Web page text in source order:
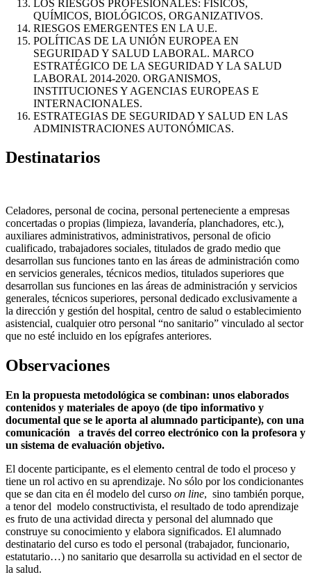
LOS RIESGOS PROFESIONALES: FÍSICOS,
QUÍMICOS, BIOLÓGICOS, ORGANIZATIVOS.
RIESGOS EMERGENTES EN LA U.E.
POLÍTICAS DE LA UNIÓN EUROPEA EN
SEGURIDAD Y SALUD LABORAL. MARCO
ESTRATÉGICO DE LA SEGURIDAD Y LA SALUD
LABORAL 2014-2020. ORGANISMOS,
INSTITUCIONES Y AGENCIAS EUROPEAS E
INTERNACIONALES.
ESTRATEGIAS DE SEGURIDAD Y SALUD EN LAS
ADMINISTRACIONES AUTONÓMICAS.
Destinatarios
Celadores, personal de cocina, personal perteneciente a empresas
concertadas o propias (limpieza, lavandería, planchadores, etc.),
auxiliares administrativos, administrativos, personal de oficio
cualificado, trabajadores sociales, titulados de grado medio que
desarrollan sus funciones tanto en las áreas de administración como
en servicios generales, técnicos medios, titulados superiores que
desarrollan sus funciones en las áreas de administración y servicios
generales, técnicos superiores, personal dedicado exclusivamente a
la dirección y gestión del hospital, centro de salud o establecimiento
asistencial, cualquier otro personal “no sanitario” vinculado al sector
que no esté incluido en los epígrafes anteriores.
Observaciones
En la propuesta metodológica se combinan: unos elaborados
contenidos y materiales de apoyo (de tipo informativo y
documental que se le aporta al alumnado participante), con una
comunicación a través del correo electrónico con la profesora y
un sistema de evaluación objetivo.
El docente participante, es el elemento central de todo el proceso y
tiene un rol activo en su aprendizaje. No sólo por los condicionantes
que se dan cita en él modelo del curso on line, sino también porque,
a tenor del modelo constructivista, el resultado de todo aprendizaje
es fruto de una actividad directa y personal del alumnado que
construye su conocimiento y elabora significados. El alumnado
destinatario del curso es todo el personal (trabajador, funcionario,
estatutario…) no sanitario que desarrolla su actividad en el sector de
la salud.